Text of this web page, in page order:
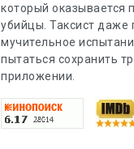
который оказывается
убийцы. Таксист даже
мучительное
пытаться сохранить
приложении.